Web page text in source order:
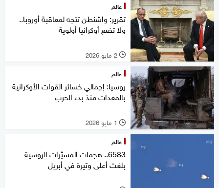
عالم
تقرير: واشنطن تتجه لمعاقبة أوروبا..
ولا تضع أوكرانيا أولوية
l 2 مايو 2026
عالم
روسيا: إجمالي خسائر القوات الأوكرانية
بالمعدات منذ بدء الحرب
l 1 مايو 2026
عالم
6583.. هجمات المسيّرات الروسية
بلغت أعلى وتيرة في أبريل